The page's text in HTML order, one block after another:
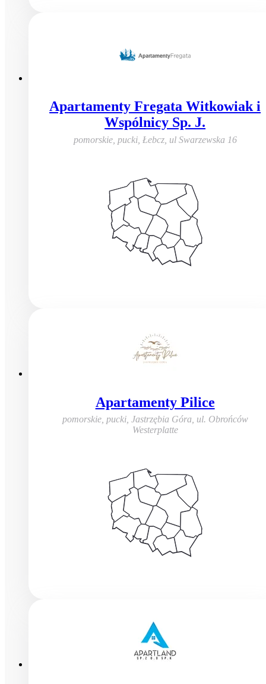
Apartamenty Fregata Witkowiak i
Wspólnicy Sp. J.
pomorskie, pucki, Łebcz, ul Swarzewska 16
Apartamenty Pilice
pomorskie, pucki, Jastrzębia Góra, ul. Obrońców
Westerplatte